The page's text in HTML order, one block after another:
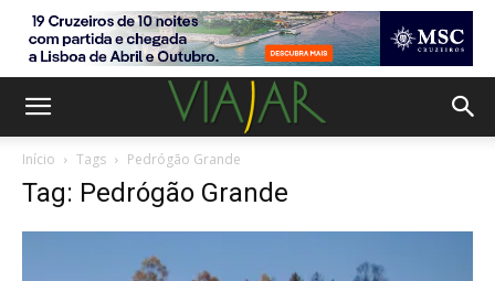
Início Tags Pedrógão Grande
Tag: Pedrógão Grande